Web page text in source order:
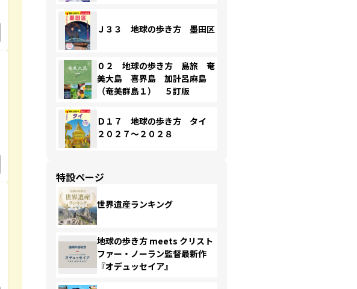
Ｊ３３ 地球の歩き方 墨田区
０２ 地球の歩き方 島旅 奄
美大島 喜界島 加計呂麻島
（奄美群島１） ５訂版
Ｄ１７ 地球の歩き方 タイ
２０２７～２０２８
特設ページ
世界遺産ランキング
地球の歩き方 meets クリスト
ファー・ノーラン監督最新作
『オデュッセイア』